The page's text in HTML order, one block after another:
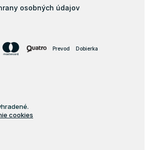
osobných údajov
Prevod Dobierka
cookies